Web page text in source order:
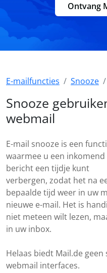
Ontvang
E-mailfuncties Snooze
Snooze
webmail
E-mail snooze is een
waarmee u een inkomend
bericht een tijdje kunt
verbergen, zodat het na
bepaalde tijd weer in uw
nieuwe e-mail. Het is
niet meteen wilt lezen,
in uw inbox.
Helaas biedt Mail.de
webmail interfaces.